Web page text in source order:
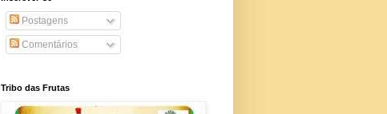
Postagens
Comentários
Tribo das Frutas